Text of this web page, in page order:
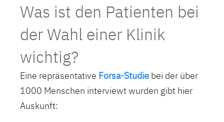
Was ist den Patienten bei
der Wahl einer Klinik
wichtig?
Eine repräsentative Forsa-Studie bei der über
1000 Menschen interviewt wurden gibt hier
Auskunft: